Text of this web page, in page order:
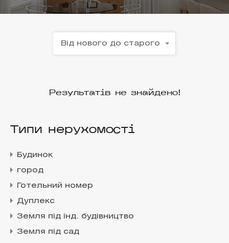
Від нового до старого
Результатів не знайдено!
Типи нерухомості
Будинок
город
Готельний номер
Дуплекс
Земля під інд. будівництво
Земля під сад